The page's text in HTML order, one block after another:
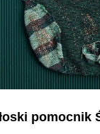
pomocnik